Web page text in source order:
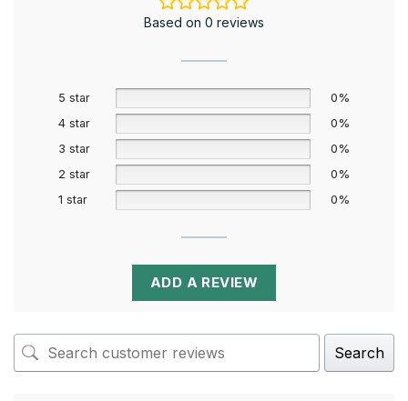
Based on 0 reviews
5 star
0%
4 star
0%
3 star
0%
2 star
0%
1 star
0%
ADD A REVIEW
Search